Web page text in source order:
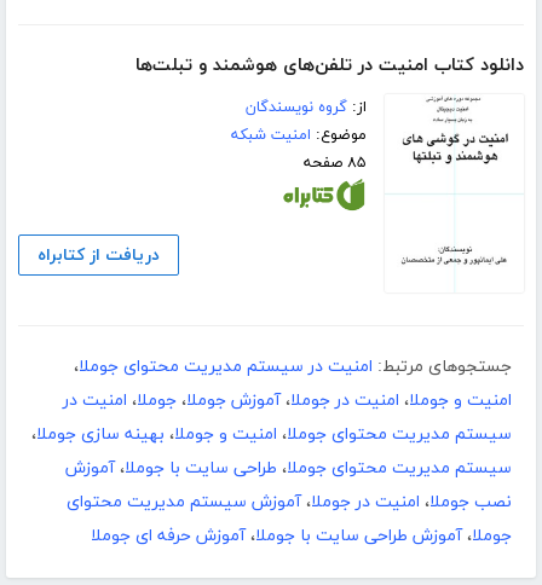
دانلود کتاب ﺍﻣﻨﻴﺖ ﺩﺭ ﺗﻠﻔﻦ‌ﻫﺎﯼ ﻫﻮﺷﻤﻨﺪ ﻭ ﺗﺒﻠﺖ‌ﻫﺎ
از:گروه نویسندگان
موضوع: امنیت شبکه
۸۵ صفحه
دریافت از کتابراه
جستجوهای مرتبط: امنیت در سیستم مدیریت محتوای جوملا،
امنیت و جوملا، امنیت در جوملا،آموزش جوملا، جوملا، امنیت در
سیستم مدیریت محتوای جوملا، امنیت و جوملا، بهینه سازی جوملا،
سیستم مدیریت محتوای جوملا، طراحی سایت با جوملا،آموزش
نصب جوملا، امنیت در جوملا،آموزش سیستم مدیریت محتوای
جوملا،آموزش طراحی سایت با جوملا،آموزش حرفه ای جوملا